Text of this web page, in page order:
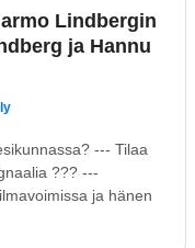
Lindbergin
ja Hannu
--- Tilaa
??? ---
ja hänen